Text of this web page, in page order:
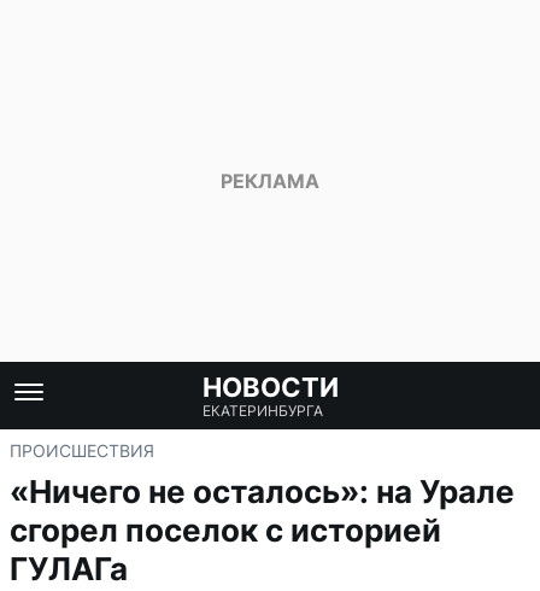
НОВОСТИ
ЕКАТЕРИНБУРГА
ПРОИСШЕСТВИЯ
«Ничего не осталось»: на Урале
сгорел поселок с историей
ГУЛАГа